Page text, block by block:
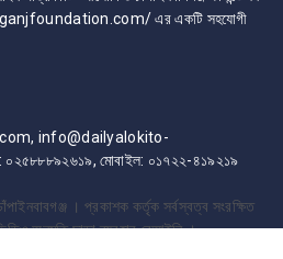
এর একটি সহযোগী
info@dailyalokito-
মোবাইল: ০১৭২২-৪১৯২১৯
। প্রকাশক কর্তৃক সর্বস্বত্ব সংরক্ষিত
অনুমতি ছাড়া ব্যবহার বেআইনি ।